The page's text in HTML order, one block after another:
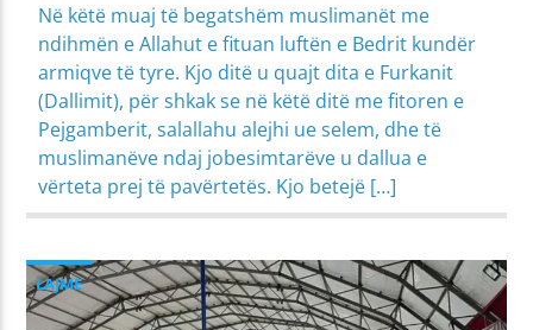
Në këtë muaj të begatshëm muslimanët me
ndihmën e Allahut e fituan luftën e Bedrit kundër
armiqve të tyre. Kjo ditë u quajt dita e Furkanit
(Dallimit), për shkak se në këtë ditë me fitoren e
Pejgamberit, salallahu alejhi ue selem, dhe të
muslimanëve ndaj jobesimtarëve u dallua e
vërteta prej të pavërtetës. Kjo betejë […]
LAJME